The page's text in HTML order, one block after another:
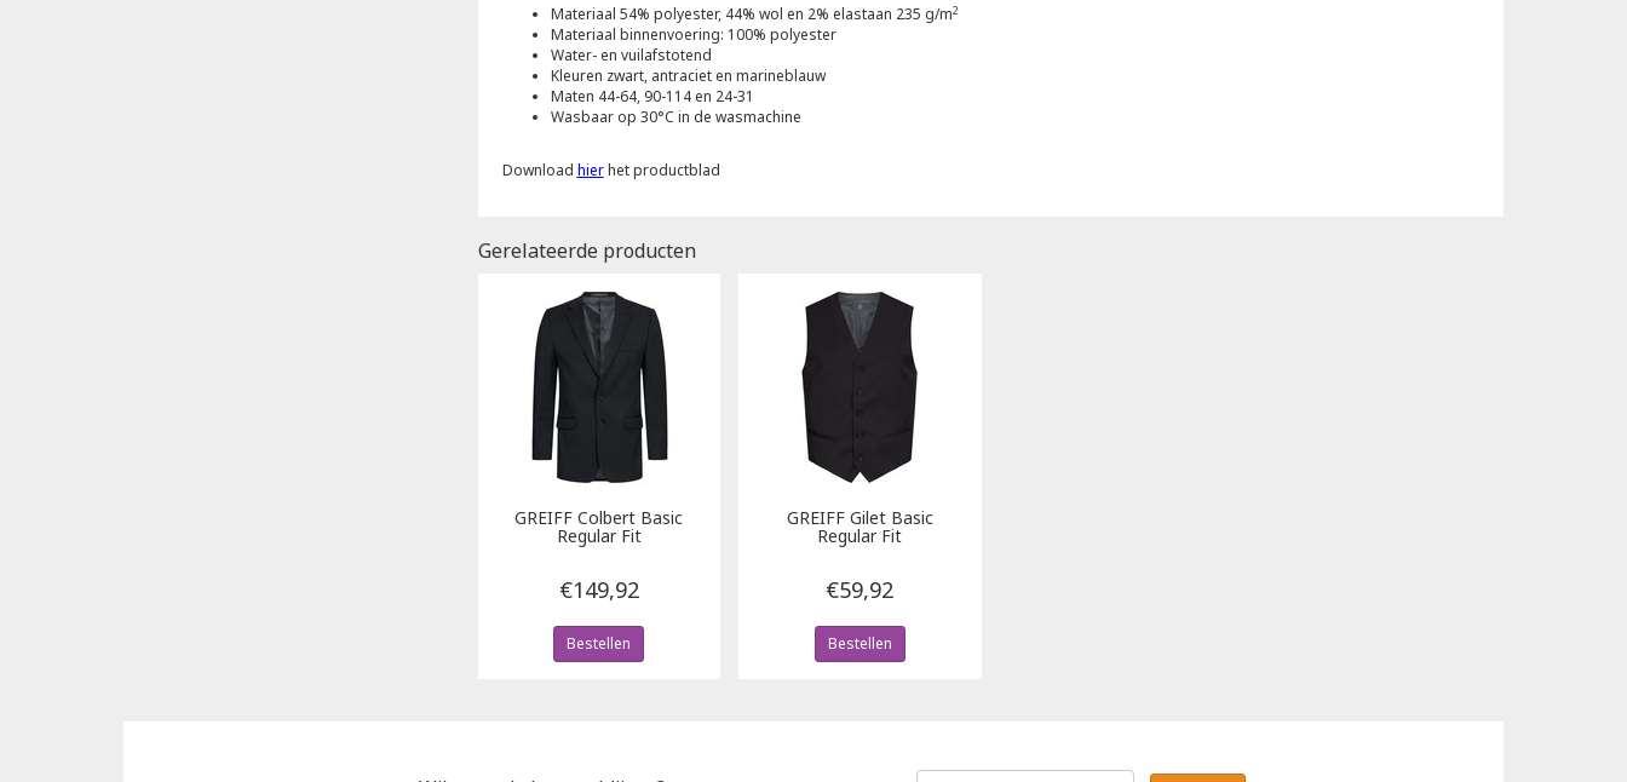
Materiaal 54% polyester, 44% wol en 2% elastaan 235 g/m2
Materiaal binnenvoering: 100% polyester
Water- en vuilafstotend
Kleuren zwart, antraciet en marineblauw
Maten 44-64, 90-114 en 24-31
Wasbaar op 30°C in de wasmachine
Download hierhet productblad
Gerelateerde producten
GREIFF Colbert Basic
Regular Fit
€149,92
Bestellen
GREIFFGilet Basic
Regular Fit
€59,92
Bestellen